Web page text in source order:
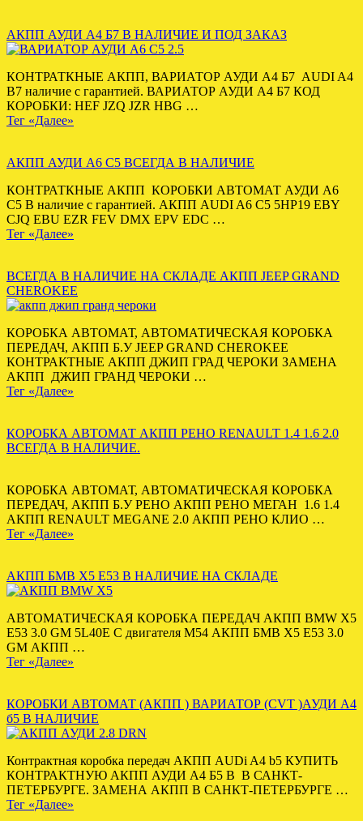
АКПП АУДИ А4 Б7 В НАЛИЧИЕ И ПОД ЗАКАЗ
КОНТРАТКНЫЕ АКПП, ВАРИАТОР АУДИ А4 Б7 AUDI A4
B7 наличие с гарантией. ВАРИАТОР АУДИ А4 Б7 КОД
КОРОБКИ: HEF JZQ JZR HBG …
Тег «Далее»
АКПП АУДИ А6 С5 ВСЕГДА В НАЛИЧИЕ
КОНТРАТКНЫЕ АКПП КОРОБКИ АВТОМАТ АУДИ А6
С5 В наличие с гарантией. АКПП AUDI A6 C5 5HP19 EBY
CJQ EBU EZR FEV DMX EPV EDC …
Тег «Далее»
ВСЕГДА В НАЛИЧИЕ НА СКЛАДЕ АКПП JEEP GRAND
CHEROKEE
КОРОБКА АВТОМАТ, АВТОМАТИЧЕСКАЯ КОРОБКА
ПЕРЕДАЧ, АКПП Б.У JEEP GRAND CHEROKEE
КОНТРАКТНЫЕ АКПП ДЖИП ГРАД ЧЕРОКИ ЗАМЕНА
АКПП ДЖИП ГРАНД ЧЕРОКИ …
Тег «Далее»
КОРОБКА АВТОМАТ АКПП РЕНО RENAULT 1.4 1.6 2.0
ВСЕГДА В НАЛИЧИЕ.
КОРОБКА АВТОМАТ, АВТОМАТИЧЕСКАЯ КОРОБКА
ПЕРЕДАЧ, АКПП Б.У РЕНО АКПП РЕНО МЕГАН 1.6 1.4
АКПП RENAULT MEGANE 2.0 АКПП РЕНО КЛИО …
Тег «Далее»
АКПП БМВ Х5 Е53 В НАЛИЧИЕ НА СКЛАДЕ
АВТОМАТИЧЕСКАЯ КОРОБКА ПЕРЕДАЧ АКПП BMW X5
E53 3.0 GM 5L40E С двигателя M54 АКПП БМВ Х5 Е53 3.0
GM АКПП …
Тег «Далее»
КОРОБКИ АВТОМАТ (АКПП ) ВАРИАТОР (CVT )АУДИ А4
б5 В НАЛИЧИЕ
Контрактная коробка передач АКПП AUDi A4 b5 КУПИТЬ
КОНТРАКТНУЮ АКПП АУДИ А4 Б5 В В САНКТ-
ПЕТЕРБУРГЕ. ЗАМЕНА АКПП В САНКТ-ПЕТЕРБУРГЕ …
Тег «Далее»